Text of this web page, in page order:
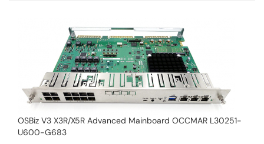
OSBiz V3 X3R/X5R Advanced Mainboard OCCMAR L30251-
U600-G683